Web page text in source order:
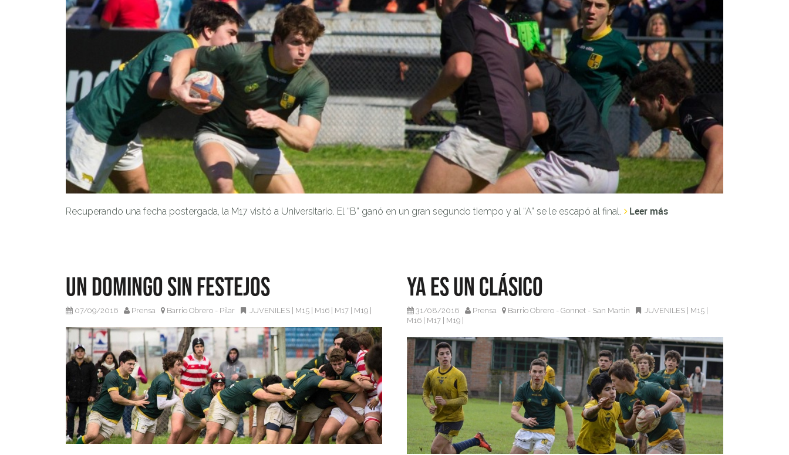
Recuperando una fecha postergada, la M17 visitó a Universitario. El “B” ganó en un gran segundo tiempo y al “A” se le escapó al final. Leer más
Un domingo sin festejos
07/09/2016 Prensa Barrio Obrero - Pilar JUVENILES| M15| M16| M17| M19|
Ya es un clásico
31/08/2016 Prensa Barrio Obrero - Gonnet - San Martín JUVENILES| M15|
M16
M17 M19